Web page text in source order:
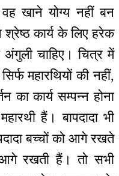
खाने योग्य नहीं बन
कार्य के लिए हरेक
चाहिए। चित्र में
महारथियों की नहीं,
का कार्य सम्पन्न होना
हैं। बापदादा भी
बच्चों को आगे रखते
आगे रखती हैं। तो सभी